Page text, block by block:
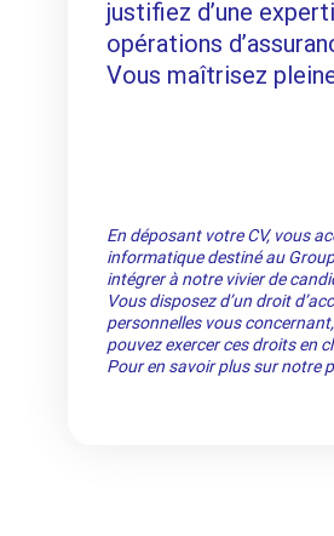
justifiez d’une
opérations
Vous maîtrisez
En déposant votre CV, vous
informatique destiné au
intégrer à notre vivier de
Vous disposez d’un droit
personnelles vous
pouvez exercer ces droits en
Pour en savoir plus sur notre